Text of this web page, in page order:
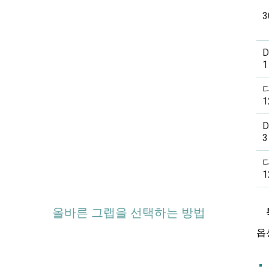
1
3
올바른 그랩을 선택하는 방법
옵